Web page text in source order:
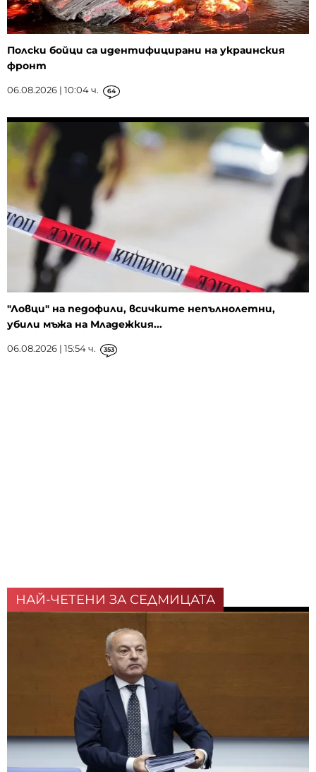
Полски бойци са идентифицирани на украинския
фронт
06.08.2026 | 10:04 ч. 64
"Ловци" на педофили, всичките непълнолетни,
убили мъжа на Младежкия...
06.08.2026 | 15:54 ч. 353
НАЙ-ЧЕТЕНИ ЗА СЕДМИЦАТА